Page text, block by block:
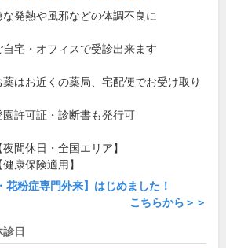
な発熱や風邪などの体調不良に
自宅・オフィスで受診出来ます
薬はお近くの薬局、宅配便でお受け取り
園許可証・診断書も発行可
夜間休日・全国エリア】
健康保険適用】
花粉症専門外来】はじめました！
こちらから＞＞
日